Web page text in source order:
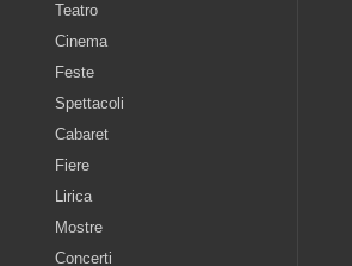
Teatro
Cinema
Feste
Spettacoli
Cabaret
Fiere
Lirica
Mostre
Concerti